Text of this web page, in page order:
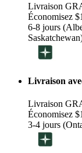
Livraison
Économisez
6-8 jours
Livraison
Livraison
Économisez
3-4 jours